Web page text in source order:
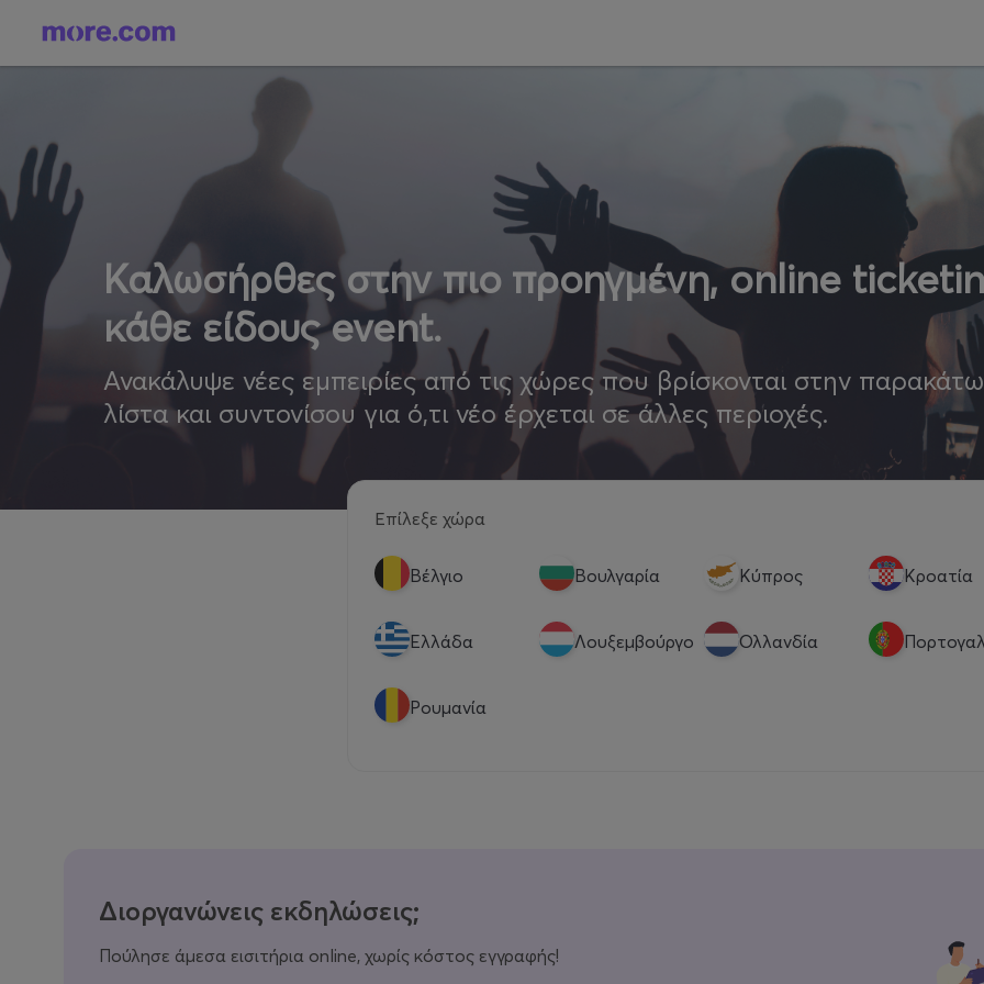
Καλωσήρθες στην πιο προηγμένη, online
κάθε είδους event.
Ανακάλυψε νέες εμπειρίες από τις χώρες που βρίσκονται στην παρακάτω
λίστα και συντονίσου για ό,τι νέο έρχεται σε άλλες περιοχές.
Επίλεξε χώρα
Βέλγιο Βουλγαρία Κύπρος Κροατία
Eλλάδα Λουξεμβούργο Ολλανδία
Ρουμανία
Διοργανώνεις εκδηλώσεις;
Πούλησε άμεσα εισιτήρια online, χωρίς κόστος εγγραφής!